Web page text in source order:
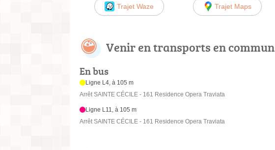
Trajet Waze Trajet Maps
Venir en transports en commun
En bus
Ligne L4, à 105 m
Arrêt SAINTE CÉCILE - 161 Residence Opera Traviata
Ligne L11, à 105 m
Arrêt SAINTE CÉCILE - 161 Residence Opera Traviata